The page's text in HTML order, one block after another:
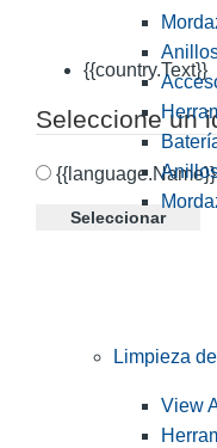
{{country.Text}}
Seleccione un
{{language.Name}}
Seleccionar
Limpieza
View